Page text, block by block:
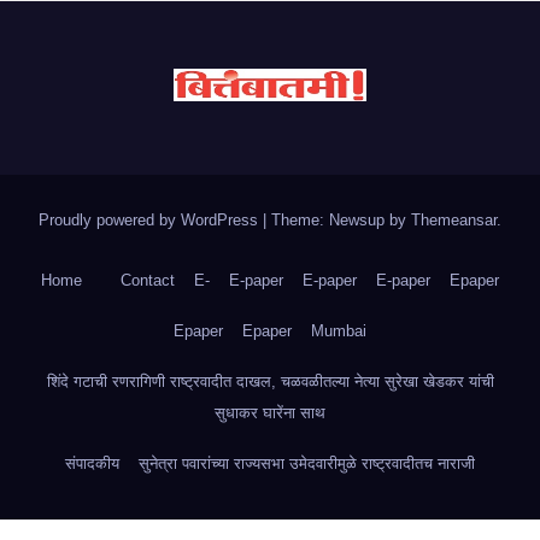
Proudly powered by WordPress | Theme: Newsup by Themeansar.
Home Contact E- E-paper E-paper E-paper Epaper
Epaper Epaper Mumbai
शिंदे गटाची रणरागिणी राष्ट्रवादीत दाखल, चळवळीतल्या नेत्या सुरेखा खेडकर यांची
सुधाकर घारेंना साथ
संपादकीय सुनेत्रा पवारांच्या राज्यसभा उमेदवारीमुळे राष्ट्रवादीतच नाराजी